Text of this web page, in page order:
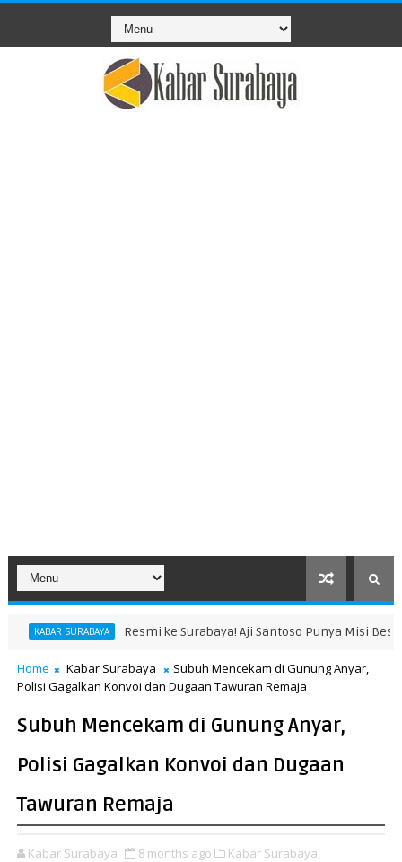
KABAR SURABAYA Resmi ke Surabaya! Aji Santoso Punya Misi Besar
Home Kabar Surabaya
Subuh Mencekam di Gunung Anyar,
Polisi Gagalkan Konvoi dan Dugaan Tawuran Remaja
Subuh Mencekam di Gunung Anyar,
Polisi Gagalkan Konvoi dan Dugaan
Tawuran Remaja
Kabar Surabaya 8 months ago Kabar Surabaya,